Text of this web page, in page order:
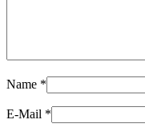
Name *
E-Mail *